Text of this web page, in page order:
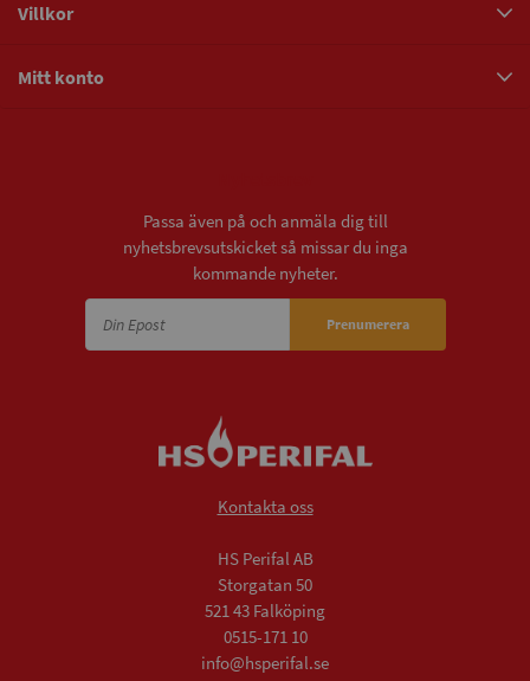
Villkor
Mitt konto
Passa även på och anmäla dig till
nyhetsbrevsutskicket så missar du inga
kommande nyheter.
Prenumerera
Kontakta oss
HS Perifal AB
Storgatan 50
521 43 Falköping
0515-171 10
info@hsperifal.se